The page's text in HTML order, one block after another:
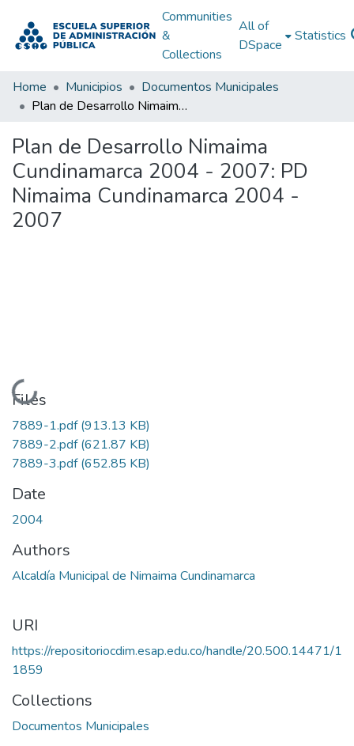
Communities
&
Collections
All of
DSpace
Statistics
Home Municipios
Documentos Municipales
Plan de Desarrollo Nimaima Cundinamarca 2004 - 2007: PD Nimaima Cundinamarca 2004 - 2007
Plan de Desarrollo Nimaima
Cundinamarca 2004 - 2007: PD
Nimaima Cundinamarca 2004 -
2007
Loading...
Files
7889-1.pdf(913.13 KB)
7889-2.pdf(621.87 KB)
7889-3.pdf(652.85 KB)
Date
2004
Authors
Alcaldía Municipal de Nimaima Cundinamarca
URI
https://repositoriocdim.esap.edu.co/handle/20.500.14471/1
1859
Collections
Documentos Municipales